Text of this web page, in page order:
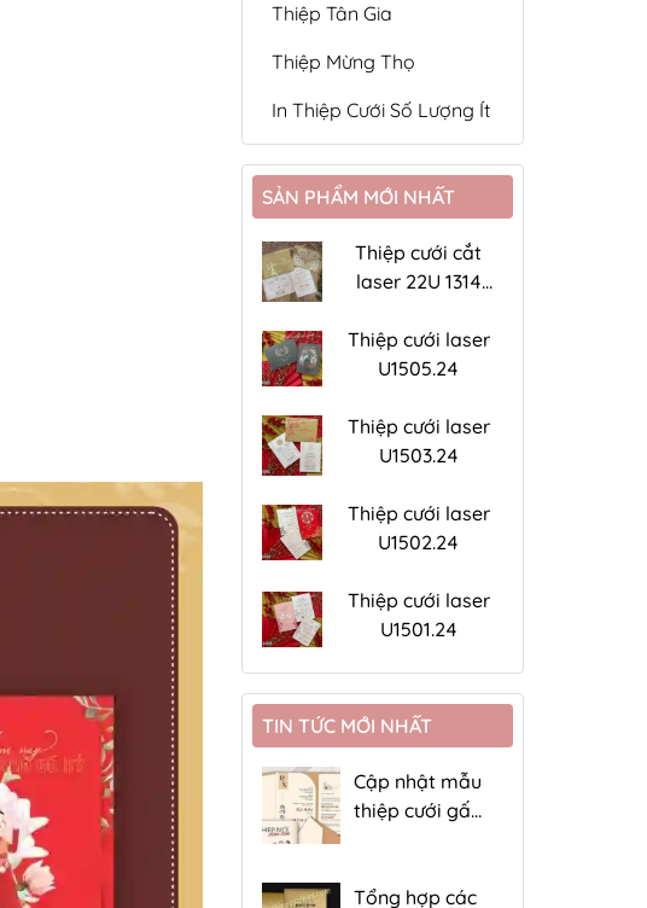
Thiệp Tân Gia
Thiệp Mừng Thọ
In Thiệp Cưới Số Lượng Ít
SẢN PHẨM MỚI NHẤT
Thiệp cưới cắt
laser 22U 1314
Thiệp cưới laser
U1505.24
Thiệp cưới laser
U1503.24
Thiệp cưới laser
U1502.24
Thiệp cưới laser
U1501.24
TIN TỨC MỚI NHẤT
Cập nhật mẫu
thiệp cưới gấp
Tổng hợp các